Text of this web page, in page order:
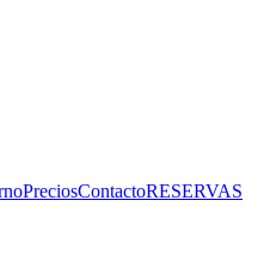
PreciosContactoRESERVAS